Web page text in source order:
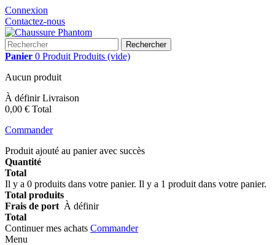
Connexion
Contactez-nous
Rechercher
Panier 0 Produit Produits (vide)
Aucun produit
À définirLivraison
0,00 € Total
Commander
Produit ajouté au panier avec succès
Quantité
Total
Il y a 0 produits dans votre panier. Il y a 1 produit dans votre panier.
Total produits
Frais de port À définir
Total
Continuer mes achats Commander
Menu